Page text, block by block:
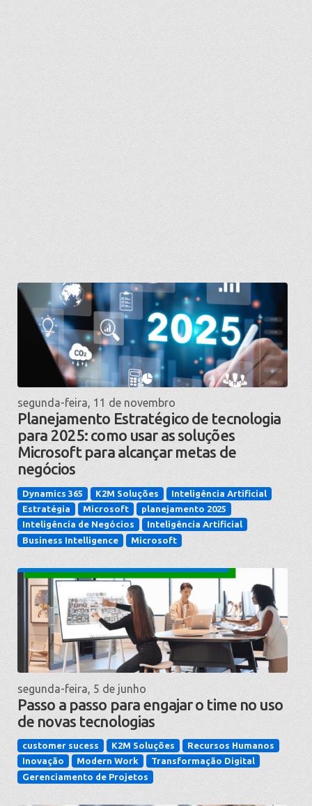
segunda-feira, 11 de novembro
Planejamento Estratégico de tecnologia
para 2025: como usar as soluções
Microsoft para alcançar metas de
negócios
Dynamics 365 K2M Soluções
Inteligência Artificial
Estratégia
Microsoft
planejamento 2025
Inteligência de Negócios
Inteligência Artificial
Business Intelligence
Microsoft
segunda-feira, 5 de junho
Passo a passo para engajar o time no uso
de novas tecnologias
customer sucess K2M Soluções
Recursos Humanos
Inovação
Modern Work
Transformação Digital
Gerenciamento de Projetos